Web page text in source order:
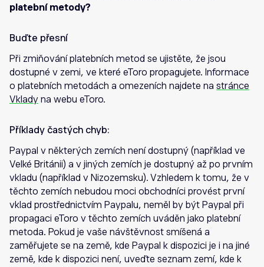
platební metody?
Buďte přesní
Při zmiňování platebních metod se ujistěte, že jsou
dostupné v zemi, ve které eToro propagujete. Informace
o platebních metodách a omezeních najdete na stránce
Vklady na webu eToro.
Příklady častých chyb:
Paypal v některých zemích není dostupný (například ve
Velké Británii) a v jiných zemích je dostupný až po prvním
vkladu (například v Nizozemsku). Vzhledem k tomu, že v
těchto zemích nebudou moci obchodníci provést první
vklad prostřednictvím Paypalu, neměl by být Paypal při
propagaci eToro v těchto zemích uváděn jako platební
metoda. Pokud je vaše návštěvnost smíšená a
zaměřujete se na země, kde Paypal k dispozici je i na jiné
země, kde k dispozici není, uveďte seznam zemí, kde k